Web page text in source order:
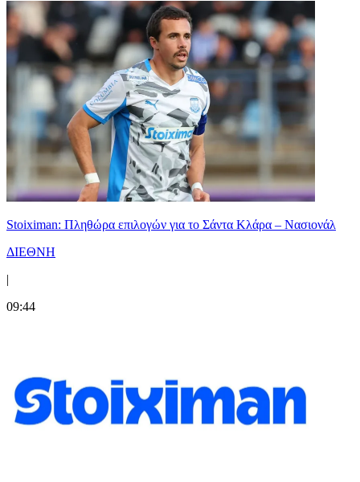
Stoiximan: Πληθώρα επιλογών για το Σάντα Κλάρα – Νασιονάλ
ΔΙΕΘΝΗ
|
09:44